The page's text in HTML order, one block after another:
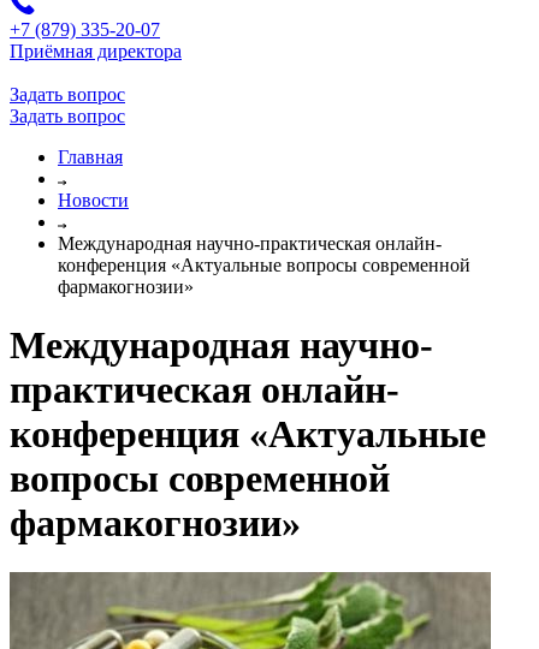
+7 (879) 335-20-07
Приёмная директора
Задать вопрос
Задать вопрос
Главная
Новости
Международная научно-практическая онлайн-
конференция «Актуальные вопросы современной
фармакогнозии»
Международная научно-
практическая онлайн-
конференция «Актуальные
вопросы современной
фармакогнозии»